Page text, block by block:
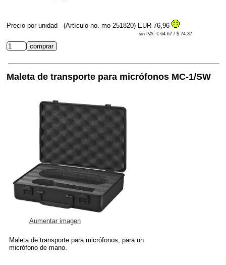
Precio por unidad (Artículo no. mo-251820) EUR 76,96
sin IVA: € 64.67 / $ 74.37
Maleta de transporte para micrófonos MC-1/SW
Aumentar imagen
Maleta de transporte para micrófonos, para un
micrófono de mano.